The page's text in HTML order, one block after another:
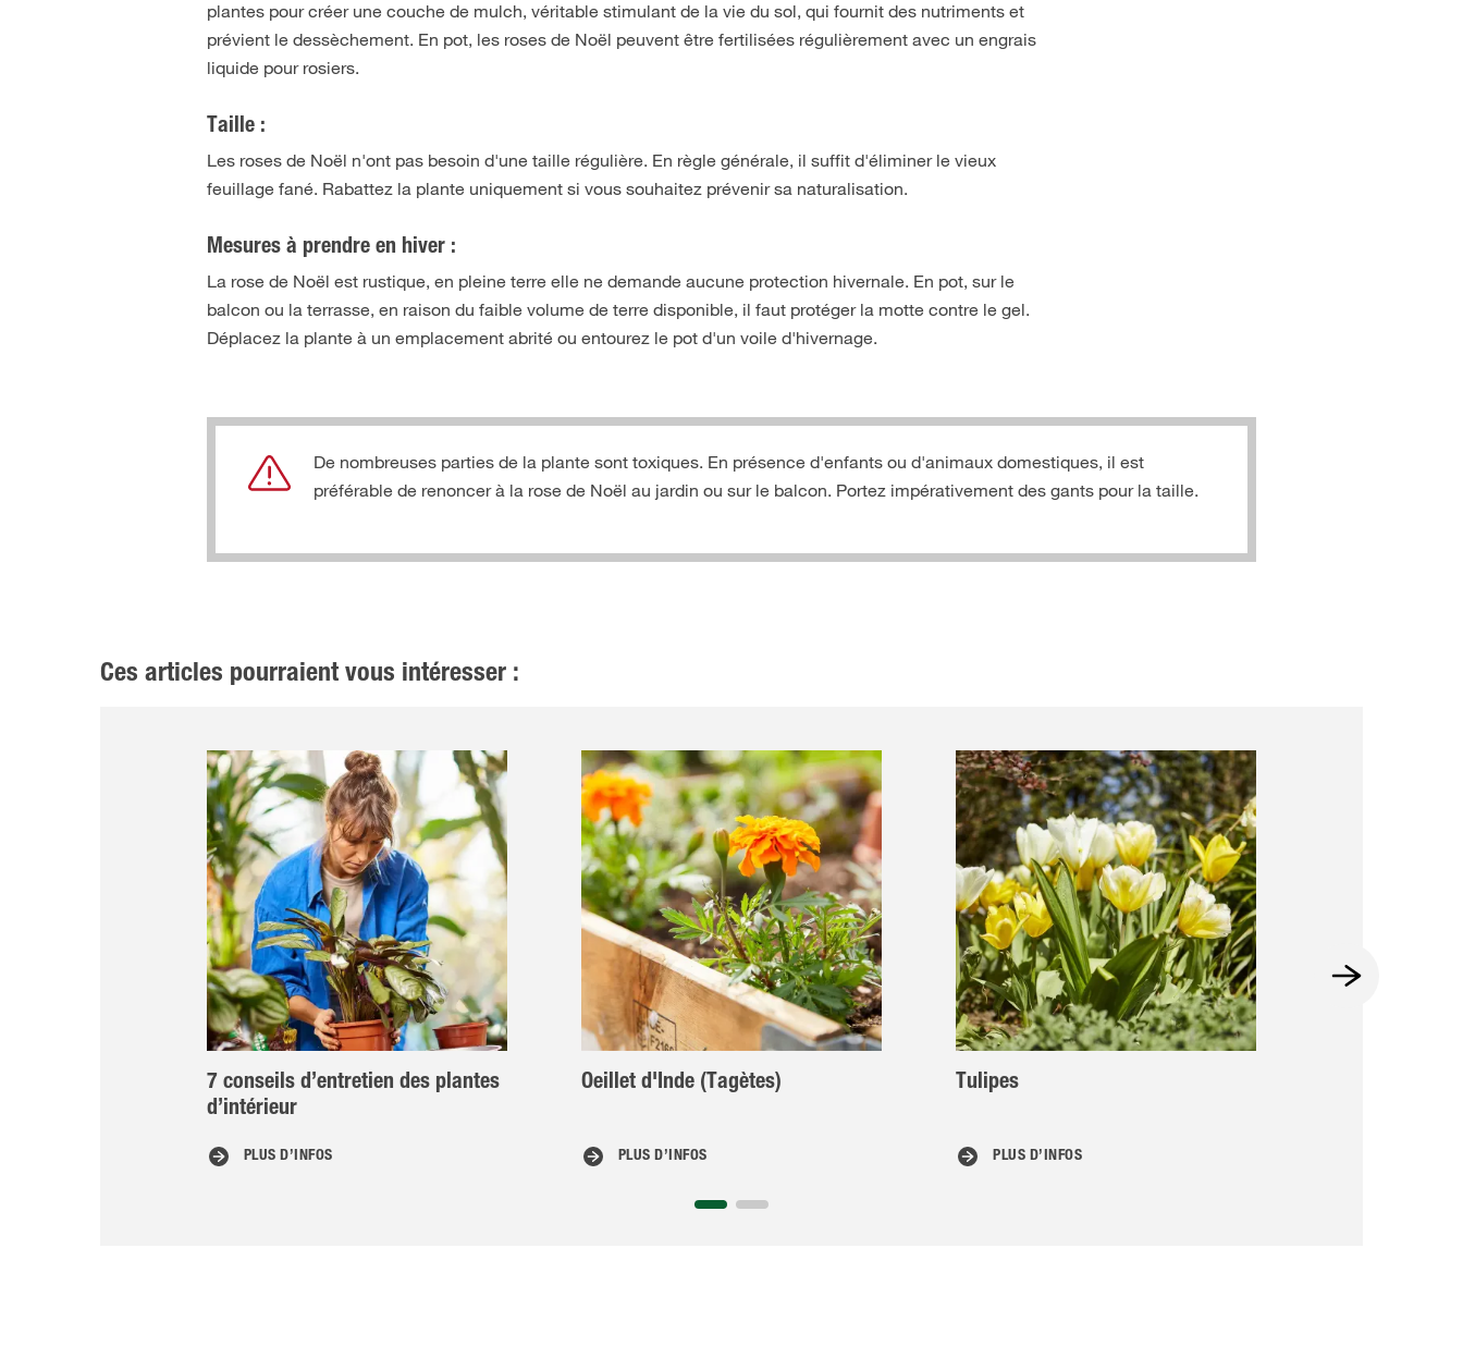
plantes pour créer une couche de mulch, véritable stimulant de la vie du sol, qui fournit des nutriments et
prévient le dessèchement. En pot, les roses de Noël peuvent être fertilisées régulièrement avec un engrais
liquide pour rosiers.
Taille :
Les roses de Noël n'ont pas besoin d'une taille régulière. En règle générale, il suffit d'éliminer le vieux
feuillage fané. Rabattez la plante uniquement si vous souhaitez prévenir sa naturalisation.
Mesures à prendre en hiver :
La rose de Noël est rustique, en pleine terre elle ne demande aucune protection hivernale. En pot, sur le
balcon ou la terrasse, en raison du faible volume de terre disponible, il faut protéger la motte contre le gel.
Déplacez la plante à un emplacement abrité ou entourez le pot d'un voile d'hivernage.
De nombreuses parties de la plante sont toxiques. En présence d'enfants ou d'animaux domestiques, il est
préférable de renoncer à la rose de Noël au jardin ou sur le balcon. Portez impérativement des gants pour la taille.
Ces articles pourraient vous intéresser :
7 conseils d’entretien des plantes
d’intérieur
PLUS D’INFOS
Oeillet d'Inde (Tagètes)
PLUS D’INFOS
Tulipes
PLUS D’INFOS